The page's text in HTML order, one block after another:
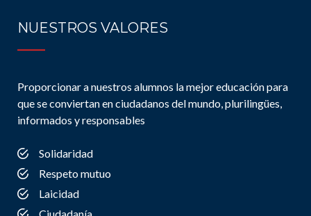
NUESTROS VALORES
Proporcionar a nuestros alumnos la mejor educación para
que se conviertan en ciudadanos del mundo, plurilingües,
informados y responsables
Solidaridad
Respeto mutuo
Laicidad